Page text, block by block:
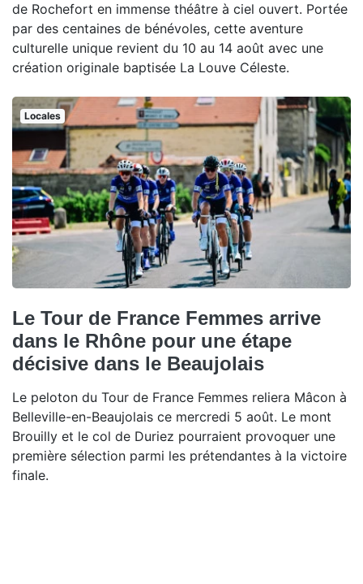
de Rochefort en immense théâtre à ciel ouvert. Portée
par des centaines de bénévoles, cette aventure
culturelle unique revient du 10 au 14 août avec une
création originale baptisée La Louve Céleste.
Locales
Le Tour de France Femmes arrive
dans le Rhône pour une étape
décisive dans le Beaujolais
Le peloton du Tour de France Femmes reliera Mâcon à
Belleville-en-Beaujolais ce mercredi 5 août. Le mont
Brouilly et le col de Duriez pourraient provoquer une
première sélection parmi les prétendantes à la victoire
finale.